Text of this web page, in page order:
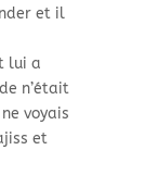
et il
lui a
n’était
voyais
et